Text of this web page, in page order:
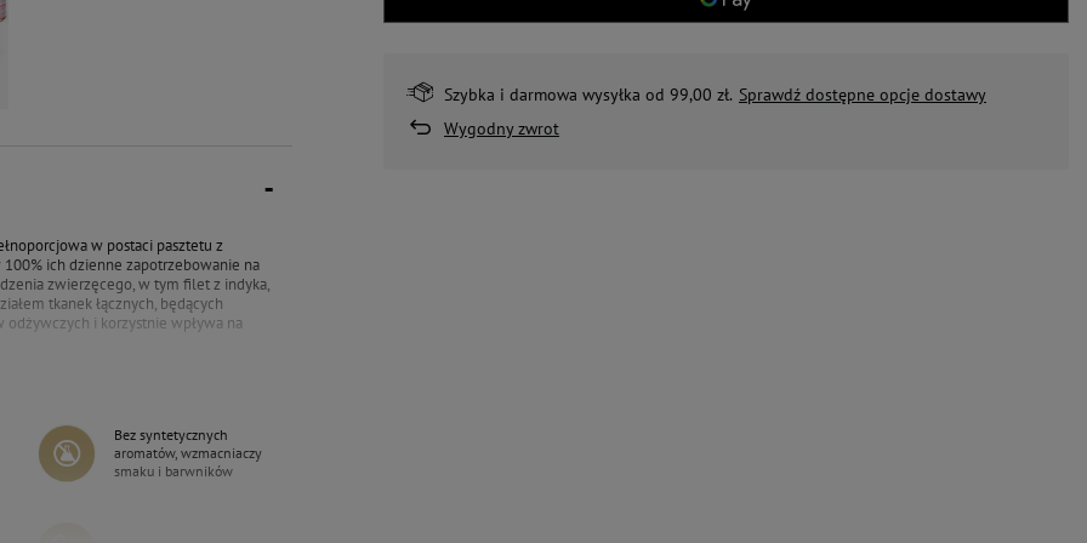
Szybka i darmowa wysyłka od 99,00 zł. Sprawdź dostępne opcje dostawy
Wygodny zwrot
w postaci pasztetu z
100% ich dzienne zapotrzebowanie na
zwierzęcego, w tym filet z indyka,
tkanek łącznych, będących
odżywczych i korzystnie wpływa na
ze szczególnym
to prawidłową pracę zarówno
z łososia, suszona dzika róża,
siarczan chondroityny. Składniki te
karma jest produktem
Bez syntetycznych
aromatów, wzmacniaczy
smaku i barwników